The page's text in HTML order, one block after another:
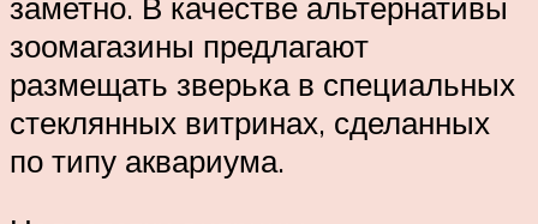
зоомагазины предлагают
размещать зверька в специальных
стеклянных витринах, сделанных
по типу аквариума.